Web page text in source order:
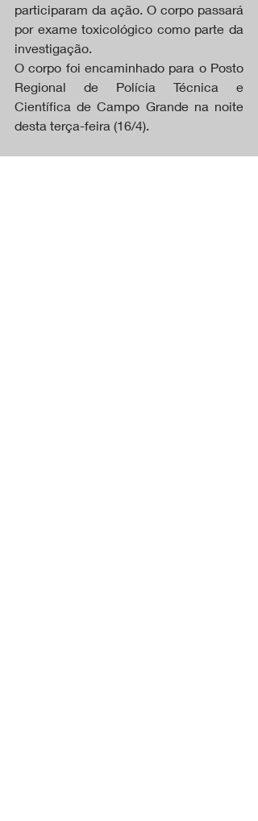
participaram da ação. O corpo passará
por exame toxicológico como parte da
investigação.
O corpo foi encaminhado para o Posto
Regional de Polícia Técnica e
Científica de Campo Grande na noite
desta terça-feira (16/4).